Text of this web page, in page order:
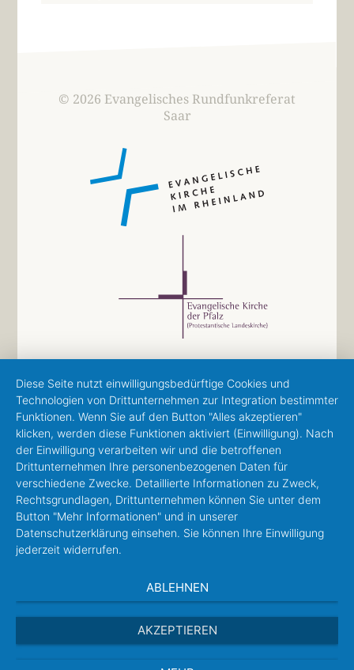
© 2026 Evangelisches Rundfunkreferat
Saar
Diese Seite nutzt einwilligungsbedürftige Cookies und
Technologien von Drittunternehmen zur Integration bestimmter
Funktionen. Wenn Sie auf den Button "Alles akzeptieren"
klicken, werden diese Funktionen aktiviert (Einwilligung). Nach
der Einwilligung verarbeiten wir und die betroffenen
Drittunternehmen Ihre personenbezogenen Daten für
verschiedene Zwecke. Detaillierte Informationen zu Zweck,
Rechtsgrundlagen, Drittunternehmen können Sie unter dem
Button "Mehr Informationen" und in unserer
Datenschutzerklärung einsehen. Sie können Ihre Einwilligung
jederzeit widerrufen.
ABLEHNEN
AKZEPTIEREN